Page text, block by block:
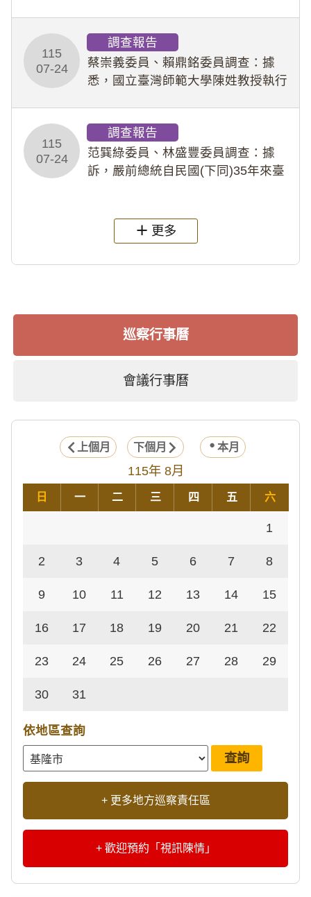
行拍攝特定樣態性影像並以手機傳送
劉師。該生因畏懼成
115
07-24
調查報告
蔡崇義委員、賴鼎銘委員調查：據
悉，國立臺灣師範大學陳姓教授執行
術倫理等情案調查報告。(115教調
31)
115
07-24
調查報告
范巽綠委員、林盛豐委員調查：據
訴，嚴前總統自民國(下同)35年來臺
過世後，總統府於89年間函請其家屬
繼續留住
更多
巡察行事曆
會議行事曆
上個月 下個月 本月
115年 8月
日 一 二 三 四 五 六
1
2 3 4 5 6 7 8
9 10 11 12 13 14 15
16 17 18 19 20 21 22
23 24 25 26 27 28 29
30 31
依地區查詢
+ 更多地方巡察責任區
+ 歡迎預約「視訊陳情」